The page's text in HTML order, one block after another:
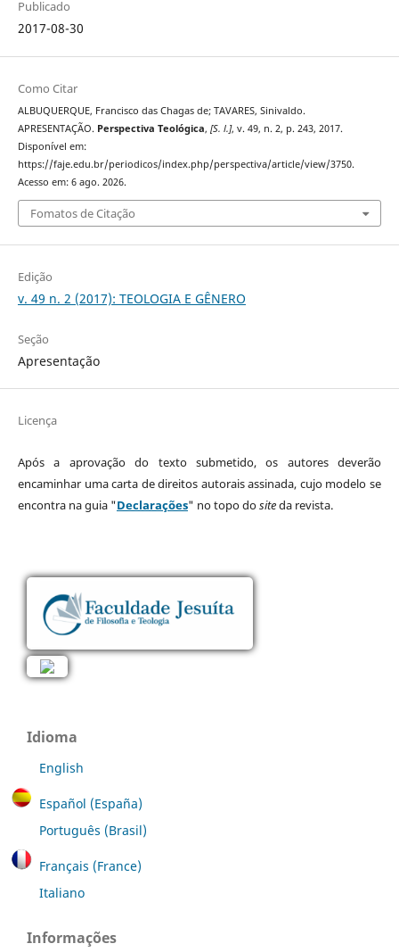
Publicado
2017-08-30
Como Citar
ALBUQUERQUE, Francisco das Chagas de; TAVARES, Sinivaldo.
APRESENTAÇÃO. Perspectiva Teológica, [S. l.], v. 49, n. 2, p. 243, 2017.
Disponível em:
https://faje.edu.br/periodicos/index.php/perspectiva/article/view/3750.
Acesso em: 6 ago. 2026.
Fomatos de Citação
Edição
v. 49 n. 2 (2017): TEOLOGIA E GÊNERO
Seção
Apresentação
Licença
Após a aprovação do texto submetido, os autores deverão
encaminhar uma carta de direitos autorais assinada, cujo modelo se
encontra na guia "Declarações" no topo dositeda revista.
Idioma
English
Español (España)
Português (Brasil)
Français (France)
Italiano
Informações